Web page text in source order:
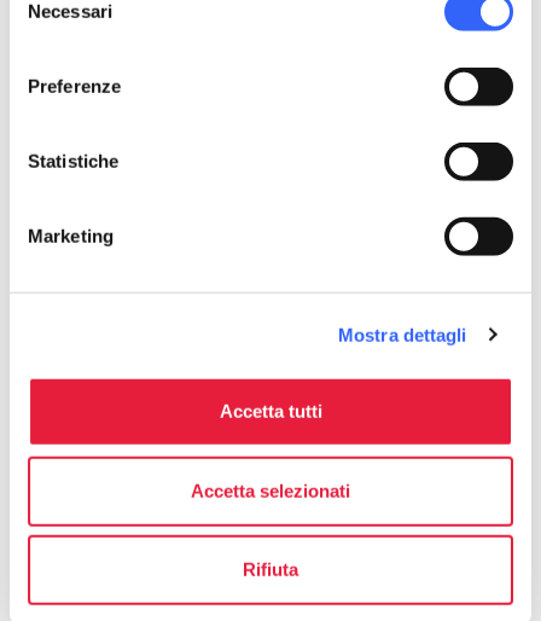
delNecessari
Preferenze
Statistiche
Marketing
Mostra dettagli
Accetta tutti
Accetta selezionati
Rifiuta
pets Animali ammessi (Pet friendly)
directions Indicazioni
Informazioni
- C.S. Il Sodo, 5 - , Cortona, 52044, AR